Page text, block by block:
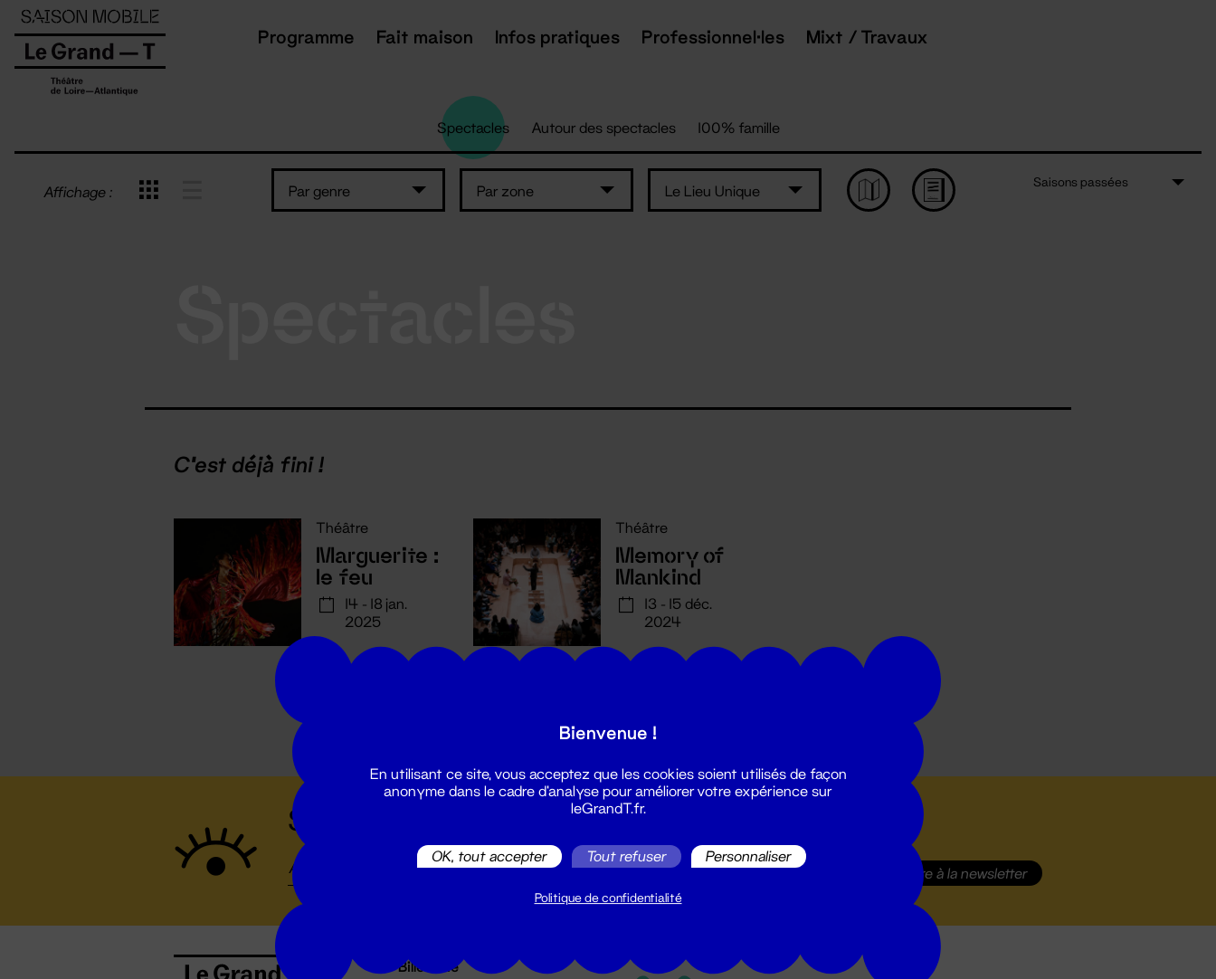
Programme Fait maison Infos pratiques Professionnel·les Mixt / Travaux
Spectacles Autour des spectacles 100% famille
Affichage : Par genre Par zone Le Lieu Unique
Saisons passées
C'est déjà fini !
Théâtre
Marguerite :
le feu
14 - 18 jan.
2025
Théâtre
Memory of
Mankind
13 - 15 déc.
2024
Suivez toutes les actualités du Grand T :
S'inscrire à la newsletter
Billetterie
Panneau de gestion des cookies
Bienvenue !
En utilisant ce site, vous acceptez que les cookies soient utilisés de façon
anonyme dans le cadre d'analyse pour améliorer votre expérience sur
leGrandT.fr.
OK, tout accepter Tout refuser Personnaliser
Politique de confidentialité